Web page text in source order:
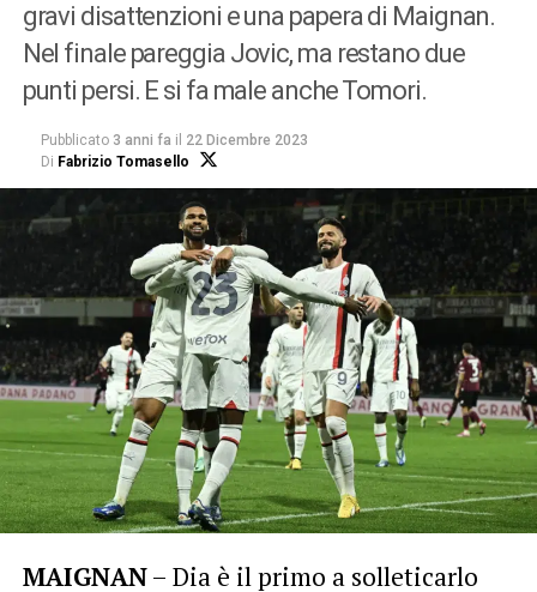
gravi disattenzioni e una papera di Maignan.
Nel finale pareggia Jovic, ma restano due
punti persi. E si fa male anche Tomori.
Pubblicato 3 anni fa il 22 Dicembre 2023
Di Fabrizio Tomasello
MAIGNAN– Dia è il primo a solleticarlo